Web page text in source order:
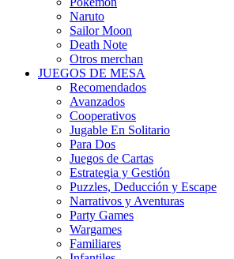
Naruto
Sailor Moon
Death Note
Otros merchan
JUEGOS DE MESA
Recomendados
Avanzados
Cooperativos
Jugable En Solitario
Para Dos
Juegos de Cartas
Estrategia y Gestión
Puzzles, Deducción y Escape
Narrativos y Aventuras
Party Games
Wargames
Familiares